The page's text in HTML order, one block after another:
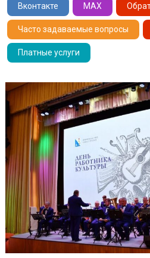
Вконтакте MAX
Часто задаваемые вопросы
Платные услуги